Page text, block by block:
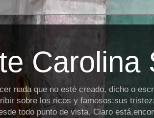
Carolina
nada que no esté creado, dicho o
sobre los ricos y famosos:sus
todo punto de vista. Claro